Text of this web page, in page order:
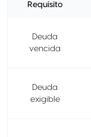
Requisito
Deuda
vencida
Deuda
exigible